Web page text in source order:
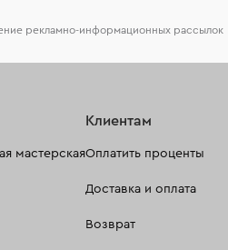
рекламно-информационных рассылок
мастерская
Клиентам
Оплатить проценты
Доставка и оплата
Возврат